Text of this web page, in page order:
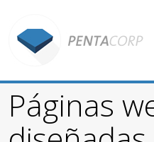
Páginas